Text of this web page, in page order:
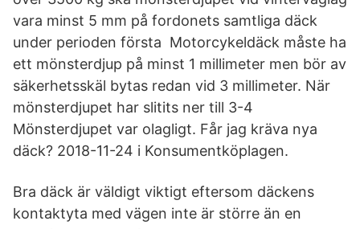
vara minst 5 mm på fordonets samtliga däck
under perioden första Motorcykeldäck måste ha
ett mönsterdjup på minst 1 millimeter men bör av
säkerhetsskäl bytas redan vid 3 millimeter. När
mönsterdjupet har slitits ner till 3-4
Mönsterdjupet var olagligt. Får jag kräva nya
däck? 2018-11-24 i Konsumentköplagen.
Bra däck är väldigt viktigt eftersom däckens
kontaktyta med vägen inte är större än en